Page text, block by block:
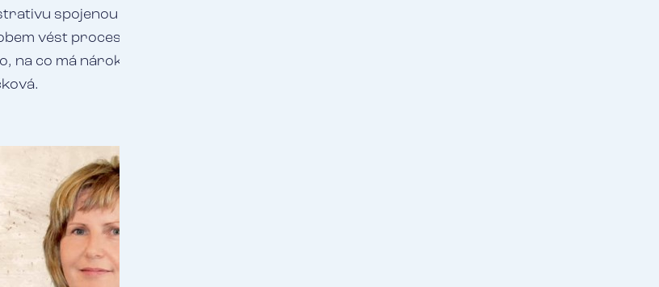
spojenou s procesem likvidace. „Každý pracovník
vést proces likvidace škody, jak komunikovat s klientem a
na co má nárok,“ říká s úsměvem vedoucí divize likvidace